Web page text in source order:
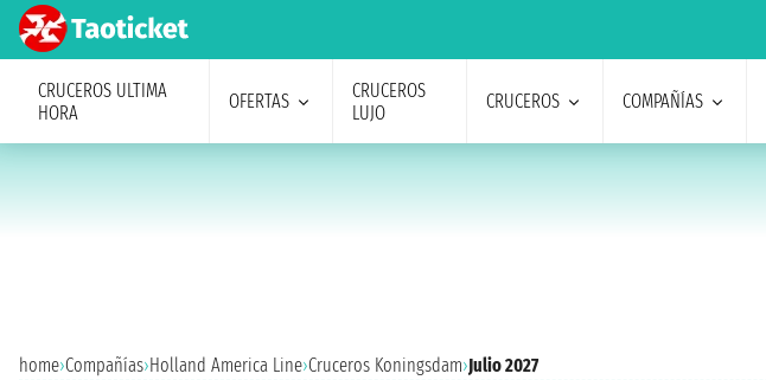
CRUCEROS ULTIMA
HORA
OFERTAS
CRUCEROS
LUJO
CRUCEROS COMPAÑÍAS
home›Compañías›Holland America Line›Cruceros Koningsdam›Julio 2027